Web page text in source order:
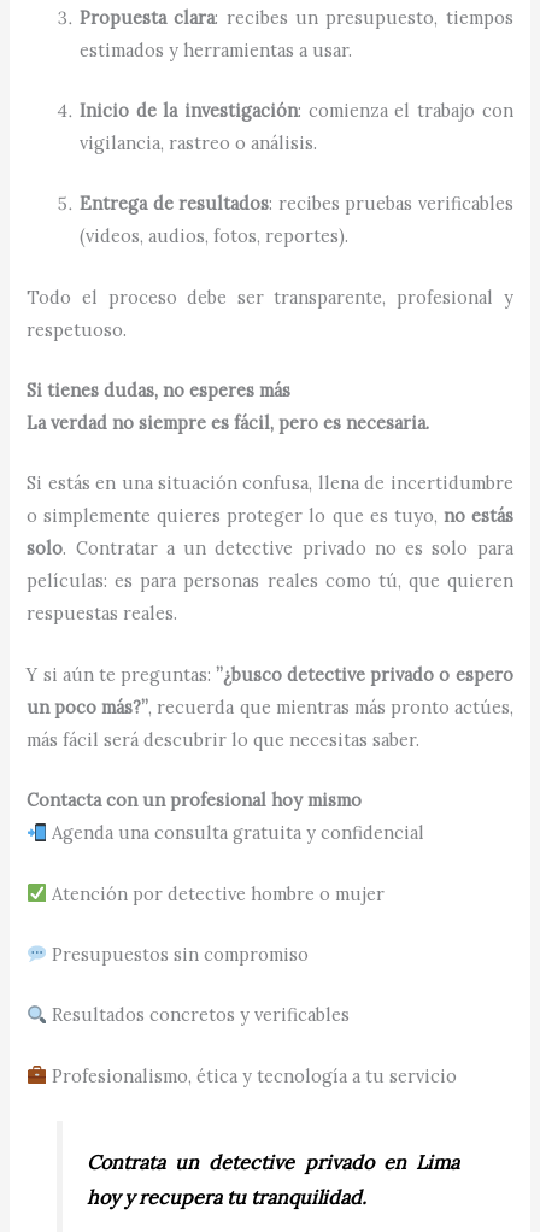
Propuesta clara: recibes un presupuesto, tiempos
estimados y herramientas a usar.
Inicio de la investigación: comienza el trabajo con
vigilancia, rastreo o análisis.
Entrega de resultados: recibes pruebas verificables
(videos, audios, fotos, reportes).
Todo el proceso debe ser transparente, profesional y
respetuoso.
Si tienes dudas, no esperes más
La verdad no siempre es fácil, pero es necesaria.
Si estás en una situación confusa, llena de incertidumbre
o simplemente quieres proteger lo que es tuyo, no estás
solo. Contratar a un detective privado no es solo para
películas: es para personas reales como tú, que quieren
respuestas reales.
Y si aún te preguntas:”¿busco detective privado o espero
un poco más?”, recuerda que mientras más pronto actúes,
más fácil será descubrir lo que necesitas saber.
Contacta con un profesional hoy mismo
Agenda una consulta gratuita y confidencial
Atención por detective hombre o mujer
Presupuestos sin compromiso
Resultados concretos y verificables
Profesionalismo, ética y tecnología a tu servicio
Contrata un detective privado en Lima
hoy y recupera tu tranquilidad.